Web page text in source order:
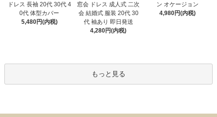
ドレス 長袖 20代 30代 4
0代 体型カバー
5,480円(内税)
窓会 ドレス 成人式 二次
会 結婚式 服装 20代 30
代 袖あり 即日発送
4,280円(内税)
ン オケージョン
4,980円(内税)
もっと見る